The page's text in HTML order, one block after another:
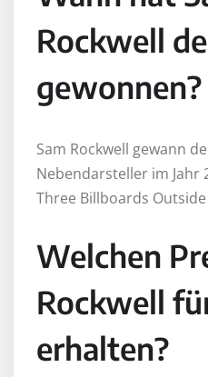
Rockwell
gewonnen?
Sam Rockwell gewann
Nebendarsteller im Jahr
Three Billboards
Welchen
Rockwell
erhalten?